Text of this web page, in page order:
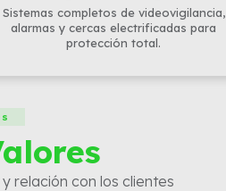
Sistemas completos de videovigilancia,
alarmas y cercas electrificadas para
protección total.
relación con los clientes